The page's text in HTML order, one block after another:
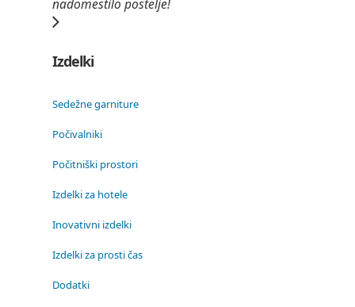
nadomestilo postelje!
Izdelki
Sedežne garniture
Počivalniki
Počitniški prostori
Izdelki za hotele
Inovativni izdelki
Izdelki za prosti čas
Dodatki